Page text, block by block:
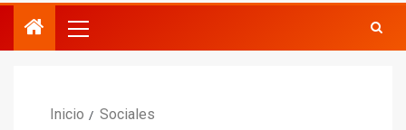
Inicio Sociales